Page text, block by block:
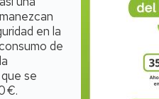
en la
de
se
€.